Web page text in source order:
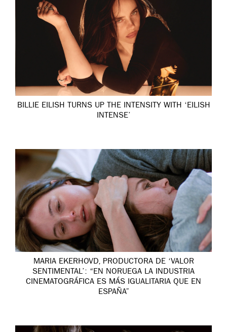
BILLIE EILISH TURNS UP THE INTENSITY WITH ‘EILISH
INTENSE’
MARIA EKERHOVD, PRODUCTORA DE ‘VALOR
SENTIMENTAL’: “EN NORUEGA LA INDUSTRIA
CINEMATOGRÁFICA ES MÁS IGUALITARIA QUE EN
ESPAÑA”